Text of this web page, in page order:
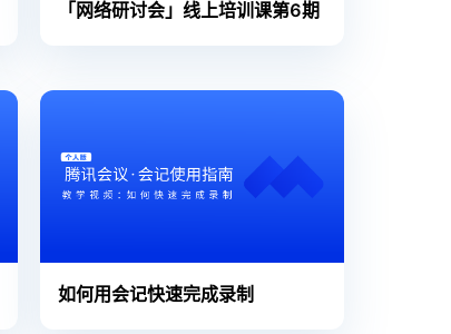
「网络研讨会」线上培训课第6期
如何用会记快速完成录制